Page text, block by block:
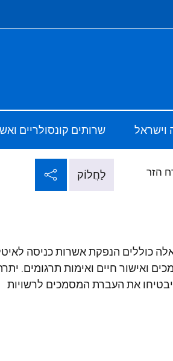
וישראל שרותים קונסולריים
הזר לַחֲלוֹק
כוללים הנפקת אשרות כניסה
ואישור חיים ואימות תרגומים.
יבטיחו את העברת המסמכים לרשויות